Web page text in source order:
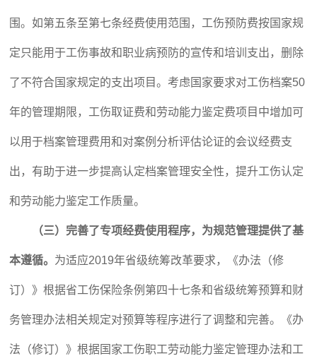
围。如第五条至第七条经费使用范围，工伤预防费按国家规
定只能用于工伤事故和职业病预防的宣传和培训支出，删除
了不符合国家规定的支出项目。考虑国家要求对工伤档案50
年的管理期限，工伤取证费和劳动能力鉴定费项目中增加可
以用于档案管理费用和对案例分析评估论证的会议经费支
出，有助于进一步提高认定档案管理安全性，提升工伤认定
和劳动能力鉴定工作质量。
（三）完善了专项经费使用程序，为规范管理提供了基
本遵循。 为适应2019年省级统筹改革要求，《办法（修
订）》根据省工伤保险条例第四十七条和省级统筹预算和财
务管理办法相关规定对预算等程序进行了调整和完善。《办
法（修订）》根据国家工伤职工劳动能力鉴定管理办法和工